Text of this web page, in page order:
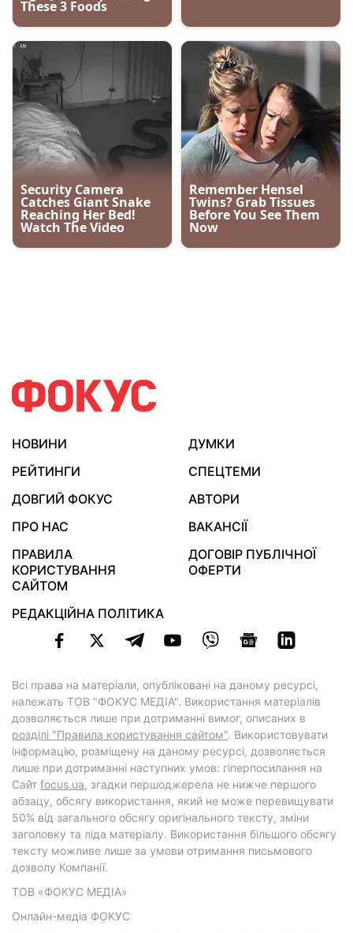
НОВИНИ
ДУМКИ
РЕЙТИНГИ
СПЕЦТЕМИ
ДОВГИЙ ФОКУС
АВТОРИ
ПРО НАС
ВАКАНСІЇ
ПРАВИЛА
КОРИСТУВАННЯ
САЙТОМ
ДОГОВІР ПУБЛІЧНОЇ
ОФЕРТИ
РЕДАКЦІЙНА ПОЛІТИКА
Всі права на матеріали, опубліковані на даному ресурсі,
належать ТОВ "ФОКУС МЕДІА". Використання матеріалів
дозволяється лише при дотриманні вимог, описаних в
розділі "Правила користування сайтом". Використовувати
інформацію, розміщену на даному ресурсі, дозволяється
лише при дотриманні наступних умов: гіперпосилання на
Cайт focus.ua, згадки першоджерела не нижче першого
абзацу, обсягу використання, який не може перевищувати
50% від загального обсягу оригінального тексту, зміни
заголовку та ліда матеріалу. Використання більшого обсягу
тексту можливе лише за умови отримання письмового
дозволу Компанії.
ТОВ «ФОКУС МЕДІА»
Онлайн-медіа ФОКУС